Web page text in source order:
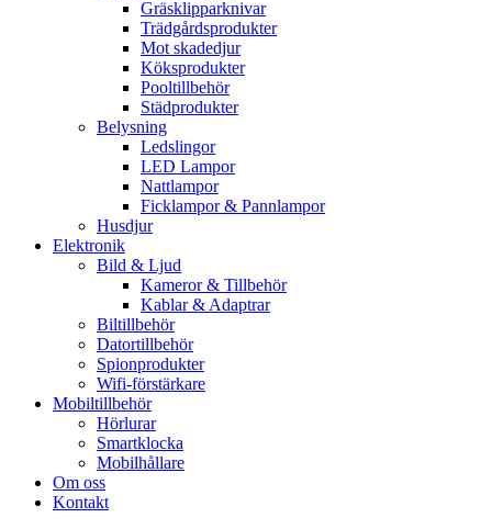
Gräsklipparknivar
Trädgårdsprodukter
Mot skadedjur
Köksprodukter
Pooltillbehör
Städprodukter
Belysning
Ledslingor
LED Lampor
Nattlampor
Ficklampor & Pannlampor
Husdjur
Elektronik
Bild & Ljud
Kameror & Tillbehör
Kablar & Adaptrar
Biltillbehör
Datortillbehör
Spionprodukter
Wifi-förstärkare
Mobiltillbehör
Hörlurar
Smartklocka
Mobilhållare
Om oss
Kontakt